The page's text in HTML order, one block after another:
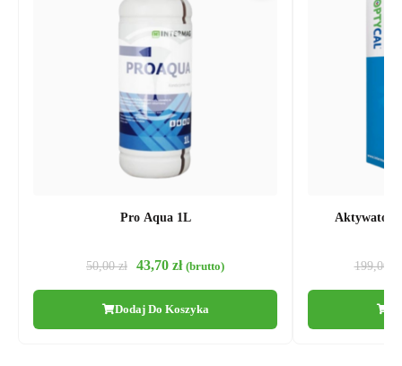
Pro Aqua 1L
50,00zł 43,70 zł (brutto)
Dodaj Do Koszyka
Aktywator
199,00